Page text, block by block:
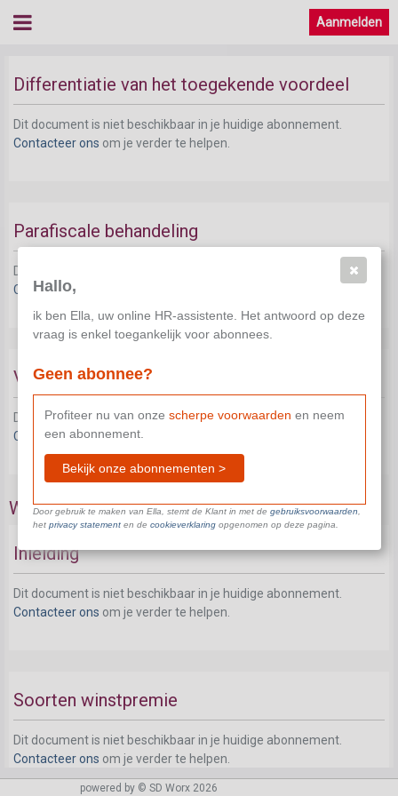
Aanmelden
Differentiatie van het toegekende voordeel
Dit document is niet beschikbaar in je huidige abonnement.
Contacteer ons om je verder te helpen.
Parafiscale behandeling
Dit document is niet beschikbaar in je huidige abonnement.
Contacteer ons
Vervroegd einde van de onbeschikbaarheid
Dit document is niet beschikbaar in je huidige abonnement.
Contacteer onsom je verder te helpen.
Winstpremie
Inleiding
Dit document is niet beschikbaar in je huidige abonnement.
Contacteer ons om je verder te helpen.
Soorten winstpremie
Dit document is niet beschikbaar in je huidige abonnement.
Contacteer ons om je verder te helpen.
powered by © SD Worx 2026
Hallo,
ik ben Ella, uw online HR-assistente. Het antwoord op deze
vraag is enkel toegankelijk voor abonnees.
Geen abonnee?
Profiteer nu van onze scherpe voorwaarden en neem
een abonnement.
Bekijk onze abonnementen >
Door gebruik te maken van Ella, stemt de Klant in met de gebruiksvoorwaarden
het privacy statementen de cookieverklaringopgenomen op deze pagina.